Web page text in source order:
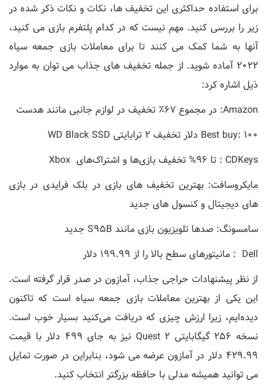
برای استفاده حداکثری این تخفیف ها، نکات و نکات ذکر شده در
زیر را بررسی کنید. مهم نیست که در کدام پلتفرم بازی می کنید،
آنها به شما کمک می کنند تا برای معاملات بازی جمعه سیاه
2022 آماده شوید. از جمله تخفیف های جذاب می توان به موارد
ذیل اشاره کرد:
Amazon: در مجموع 67٪ تخفیف در لوازم جانبی مانند هدست
Best buy: 100 دلار تخفیف 2 ترابایتی WD Black SSD
CDKeys : تا 96% تخفیف بازی‌ها و اشتراک‌های Xbox
مایکروسافت: بهترین تخفیف های بازی در بلک فرایدی در بازی
های دیجیتال و کنسول های جدید
سامسونگ: صدها تلویزیون بازی مانند S95B جدید
Dell : مانیتورهای سطح بالا را از 199.99 دلار
از نظر پیشنهادات حراجی جذاب، آمازون در صدر قرار گرفته است.
این یکی از بهترین معاملات بازی جمعه سیاه است که تاکنون
دیده‌ایم، زیرا ارزش چیزی که دریافت می‌کنید بسیار خوب است.
نسخه 256 گیگابایتی Quest 2 نیز به جای 499 دلار با قیمت
429.99 دلار در آمازون عرضه می شود، بنابراین در صورت تمایل
می توانید همیشه مدلی با حافظه بزرگتر انتخاب کنید.